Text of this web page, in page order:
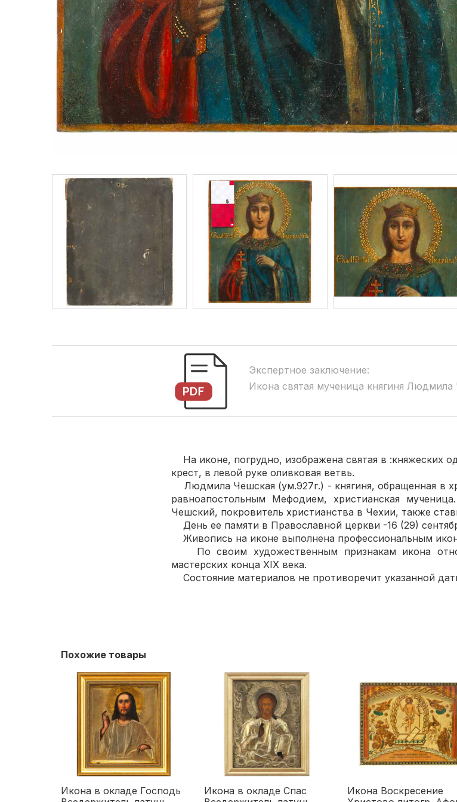
Экспертное заключение:
Икона святая мученица княгиня Людмила
На иконе, погрудно, изображена святая в :княжеских
крест, в левой руке оливковая ветвь.
Людмила Чешская (ум.927г.) - княгиня, обращенная в
равноапостольным Мефодием, христианская
Чешский, покровитель христианства в Чехии, также
День ее памяти в Православной церкви -16 (29)
Живопись на иконе выполнена профессиональным
По своим художественным признакам икона
мастерских конца XIX века.
Состояние материалов не противоречит указанной
Похожие товары
Икона в окладе Господь
Икона в окладе Спас
Икона Воскресение